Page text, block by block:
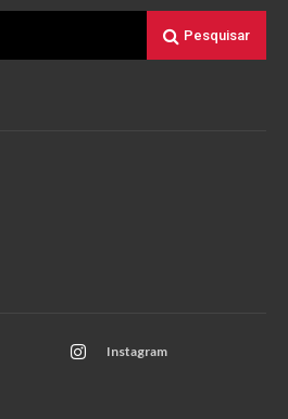
Pesquisar
Instagram